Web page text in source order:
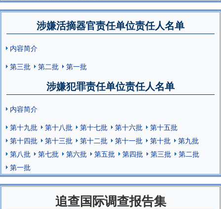
涉嫌活摘器官责任单位责任人名单
内容简介
第三批
第二批 第一批
涉嫌犯罪责任单位责任人名单
内容简介
第十九批
第十八批 第十七批 第十六批
第十五批
第十四批
第十三批 第十二批 第十一批 第十批
第九批
第八批
第七批 第六批 第五批 第四批 第三批
第二批
第一批
追查国际调查报告集